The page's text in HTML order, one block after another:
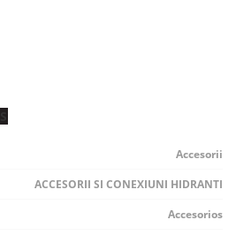
Accesorii
ACCESORII SI CONEXIUNI HIDRANTI
Accesorios